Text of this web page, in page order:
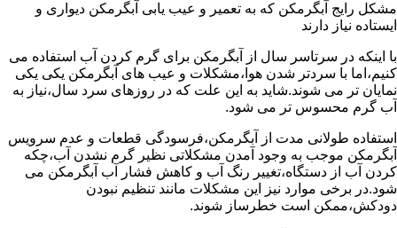
مشکل رایج آبگرمکن که به تعمیر و عیب یابی آبگرمکن دیواری و
ایستاده نیاز دارند
با اینکه در سرتاسر سال از آبگرمکن برای گرم کردن آب استفاده می
کنیم،اما با سردتر شدن هوا،مشکلات و عیب های آبگرمکن یکی یکی
نمایان تر می شوند.شاید به این علت که در روزهای سرد سال،نیاز به
آب گرم محسوس تر می شود.
استفاده طولانی مدت از آبگرمکن،فرسودگی قطعات و عدم سرویس
آبگرمکن موجب به وجود آمدن مشکلاتی نظیر گرم نشدن آب،چکه
کردن آب از دستگاه،تغییر رنگ آب و کاهش فشار آب آبگرمکن می
شود.در برخی موارد نیز این مشکلات مانند تنظیم نبودن
دودکش،ممکن است خطرساز شوند.